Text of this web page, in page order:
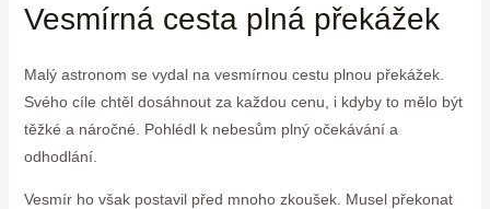
Vesmírná cesta plná překážek
Malý astronom se vydal na vesmírnou cestu plnou překážek.
Svého cíle chtěl dosáhnout za každou cenu, i kdyby to mělo být
těžké a náročné. Pohlédl k nebesům plný očekávání a
odhodlání.
Vesmír ho však postavil před mnoho zkoušek. Musel překonat